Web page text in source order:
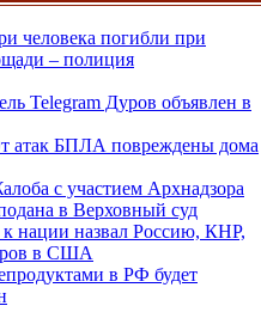
человека погибли при
– полиция
Telegram Дуров объявлен в
атак БПЛА повреждены дома
с участием Архнадзора
в Верховный суд
нации назвал Россию, КНР,
в США
в РФ будет